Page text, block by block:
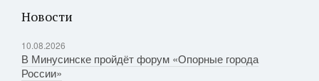
Новости
10.08.2026
В Минусинске пройдёт форум «Опорные города
России»